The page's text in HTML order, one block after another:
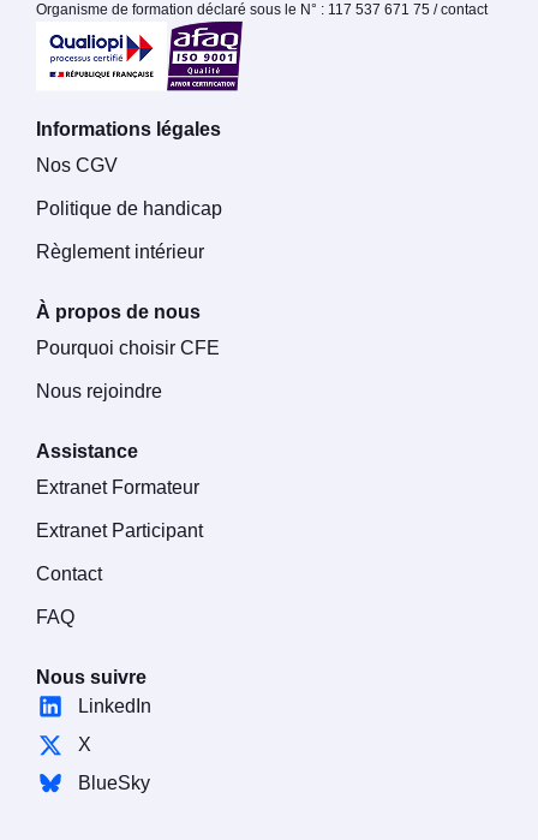
Organisme de formation déclaré sous le N° : 117 537 671 75 / contact
Informations légales
Nos CGV
Politique de handicap
Règlement intérieur
À propos de nous
Pourquoi choisir CFE
Nous rejoindre
Assistance
Extranet Formateur
Extranet Participant
Contact
FAQ
Nous suivre
LinkedIn
X
BlueSky